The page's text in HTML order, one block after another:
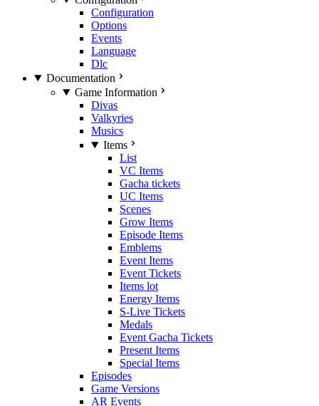
Configuration
Options
Events
Language
Dlc
Documentation
Game Information
Divas
Valkyries
Musics
Items
List
VC Items
Gacha tickets
UC Items
Scenes
Grow Items
Episode Items
Emblems
Event Items
Event Tickets
Items lot
Energy Items
S-Live Tickets
Medals
Event Gacha Tickets
Present Items
Special Items
Episodes
Game Versions
AR Events